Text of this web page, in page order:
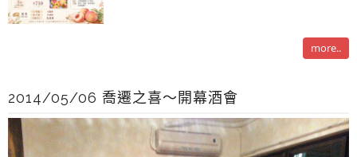
more..
2014/05/06 喬遷之喜～開幕酒會